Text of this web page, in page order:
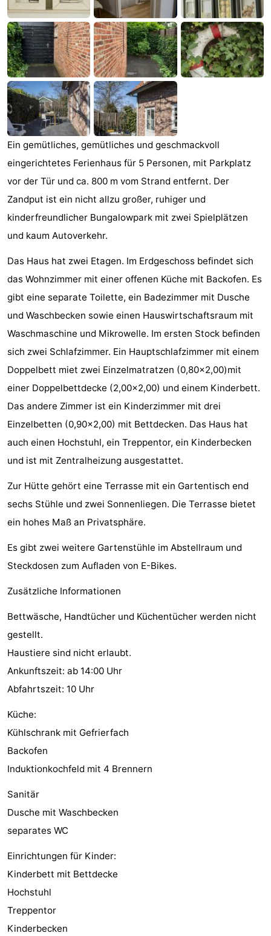
Joossesweg
-
Kustlicht
-
Meerpaal
-
Strandcamping
Valkenisse
-
Zee,
Bos
en
Duin
Hotels
Zimmer
(mit
Frühstück)
Lastminutes
Strand
Sehen
&
-
Galerien
-
Kirchen
-
Leuchtturme
Aussichtspunkte
Attraktionen
Indoor-
-
Zentren
Dörfer
&
Städte
Natur
Führungen
Sport
-
Schwimmbader
-
Wandern
-
Parafliegen
-
Sportangeln
Essen
und
trinken
Veranstaltungen
-
Ein gemütliches, gemütliches und geschmackvoll
eingerichtetes Ferienhaus für 5 Personen, mit Parkplatz
vor der Tür und ca. 800 m vom Strand entfernt. Der
Zandput ist ein nicht allzu großer, ruhiger und
kinderfreundlicher Bungalowpark mit zwei Spielplätzen
und kaum Autoverkehr.
Das Haus hat zwei Etagen. Im Erdgeschoss befindet sich
das Wohnzimmer mit einer offenen Küche mit Backofen. Es
gibt eine separate Toilette, ein Badezimmer mit Dusche
und Waschbecken sowie einen Hauswirtschaftsraum mit
Waschmaschine und Mikrowelle. Im ersten Stock befinden
sich zwei Schlafzimmer. Ein Hauptschlafzimmer mit einem
Doppelbett miet zwei Einzelmatratzen (0,80x2,00)mit
einer Doppelbettdecke (2,00x2,00) und einem Kinderbett.
Das andere Zimmer ist ein Kinderzimmer mit drei
Einzelbetten (0,90x2,00) mit Bettdecken. Das Haus hat
auch einen Hochstuhl, ein Treppentor, ein Kinderbecken
und ist mit Zentralheizung ausgestattet.
Zur Hütte gehört eine Terrasse mit ein Gartentisch end
sechs Stühle und zwei Sonnenliegen. Die Terrasse bietet
ein hohes Maß an Privatsphäre.
Es gibt zwei weitere Gartenstühle im Abstellraum und
Steckdosen zum Aufladen von E-Bikes.
Zusätzliche Informationen
Bettwäsche, Handtücher und Küchentücher werden nicht
gestellt.
Haustiere sind nicht erlaubt.
Ankunftszeit: ab 14:00 Uhr
Abfahrtszeit: 10 Uhr
Küche:
Kühlschrank mit Gefrierfach
Backofen
Induktionkochfeld mit 4 Brennern
Sanitär
Dusche mit Waschbecken
separates WC
Einrichtungen für Kinder:
Kinderbett mit Bettdecke
Hochstuhl
Treppentor
Kinderbecken